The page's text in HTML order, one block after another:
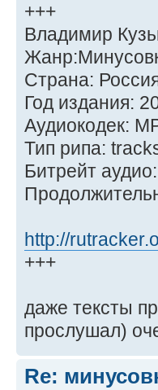
+++
Владимир
Страна:
Год издания:
Аудиокодек:
Тип рипа:
Битрейт
http://
+++
даже тексты
прослушал)
Re: